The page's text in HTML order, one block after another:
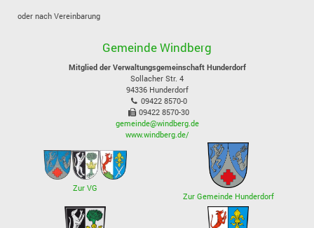
oder nach Vereinbarung
Gemeinde Windberg
Mitglied der Verwaltungsgemeinschaft Hunderdorf
Sollacher Str. 4
94336 Hunderdorf
09422 8570-0
09422 8570-30
gemeinde@windberg.de
www.windberg.de/
Zur VG
Zur Gemeinde Hunderdorf